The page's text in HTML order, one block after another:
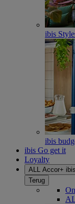
ibis
ibis
ibis Go get it
Loyalty
ALL Accor+ ibis
Terug